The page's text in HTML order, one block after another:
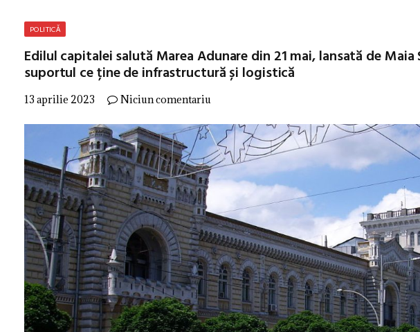
POLITICĂ
Edilul capitalei salută Marea Adunare din 21 mai, lansată de
suportul ce ține de infrastructură și logistică
13 aprilie 2023 Niciun comentariu